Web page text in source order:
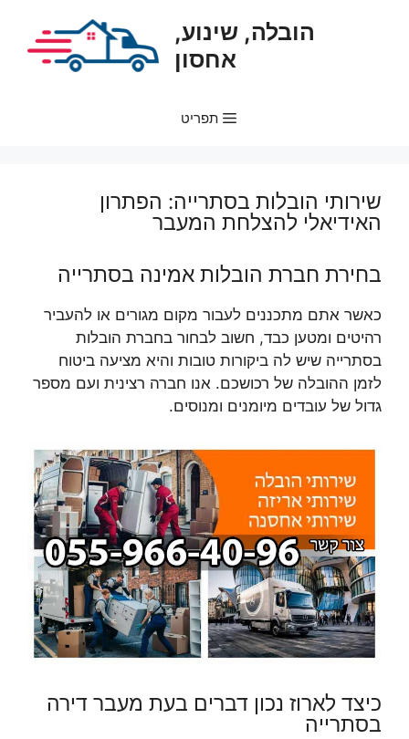
הובלה, שינוע,
אחסון
תפריט
שירותי הובלות בסתרייה: הפתרון
האידיאלי להצלחת המעבר
בחירת חברת הובלות אמינה בסתרייה
כאשר אתם מתכננים לעבור מקום מגורים או להעביר
רהיטים ומטען כבד, חשוב לבחור בחברת הובלות
בסתרייה שיש לה ביקורות טובות והיא מציעה ביטוח
לזמן ההובלה של רכושכם. אנו חברה רצינית ועם מספר
גדול של עובדים מיומנים ומנוסים.
כיצד לארוז נכון דברים בעת מעבר דירה
בסתרייה